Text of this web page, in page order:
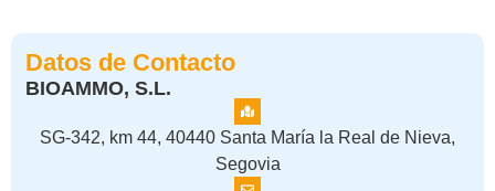
Datos de Contacto
BIOAMMO, S.L.
SG-342, km 44, 40440 Santa María la Real de Nieva,
Segovia